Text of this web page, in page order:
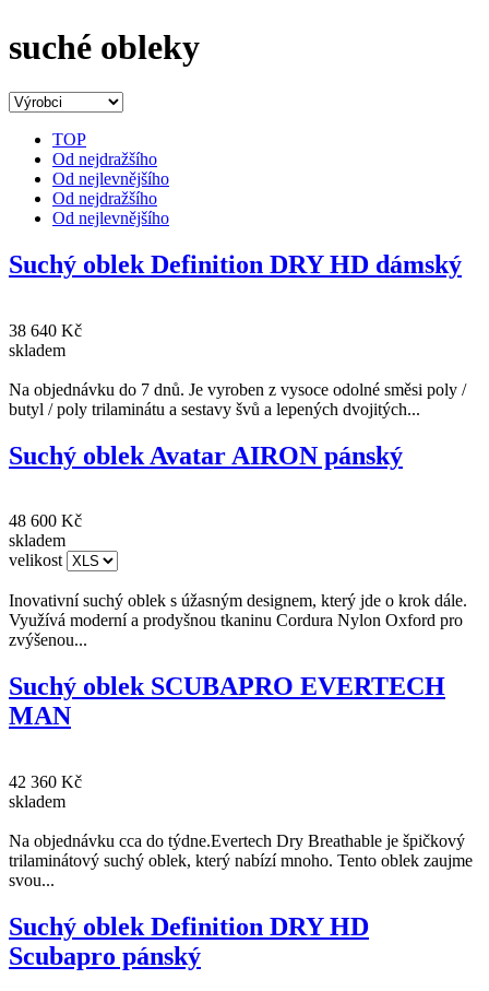
suché obleky
TOP
Od nejdražšího
Od nejlevnějšího
Od nejdražšího
Od nejlevnějšího
Suchý oblek Definition DRY HD dámský
38 640 Kč
skladem
Na objednávku do 7 dnů. Je vyroben z vysoce odolné směsi poly /
butyl / poly trilaminátu a sestavy švů a lepených dvojitých...
Suchý oblek Avatar AIRON pánský
48 600 Kč
skladem
velikost
Inovativní suchý oblek s úžasným designem, který jde o krok dále.
Využívá moderní a prodyšnou tkaninu Cordura Nylon Oxford pro
zvýšenou...
Suchý oblek SCUBAPRO EVERTECH
MAN
42 360 Kč
skladem
Na objednávku cca do týdne.Evertech Dry Breathable je špičkový
trilaminátový suchý oblek, který nabízí mnoho. Tento oblek zaujme
svou...
Suchý oblek Definition DRY HD
Scubapro pánský